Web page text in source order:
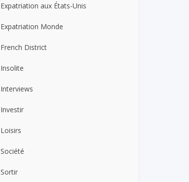
Expatriation aux États-Unis
Expatriation Monde
French District
Insolite
Interviews
Investir
Loisirs
Société
Sortir